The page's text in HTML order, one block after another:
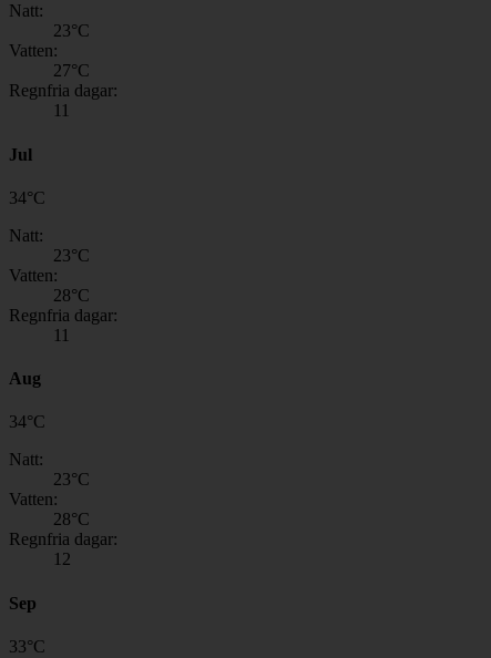
Natt:
23°C
Vatten:
27°C
Regnfria dagar:
11
Jul
34°C
Natt:
23°C
Vatten:
28°C
Regnfria dagar:
11
Aug
34°C
Natt:
23°C
Vatten:
28°C
Regnfria dagar:
12
Sep
33°C